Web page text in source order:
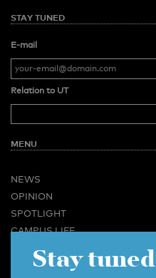
STAY TUNED
E-mail
Relation to UT
MENU
NEWS
OPINION
SPOTLIGHT
CAMPUS LIFE
Stay tuned